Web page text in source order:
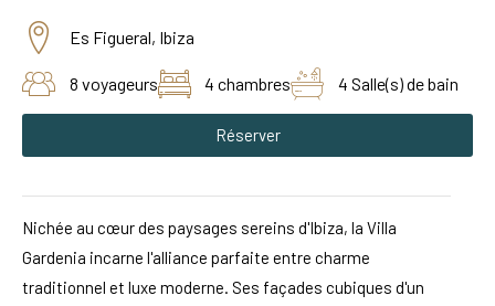
Es Figueral, Ibiza
8 voyageurs 4 chambres 4 Salle(s) de bain
Réserver
Nichée au cœur des paysages sereins d'Ibiza, la Villa
Gardenia incarne l'alliance parfaite entre charme
traditionnel et luxe moderne. Ses façades cubiques d'un